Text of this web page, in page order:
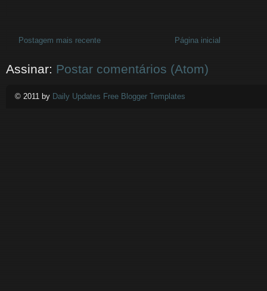
Postagem mais recente Página inicial
Assinar: Postar comentários (Atom)
© 2011 by Daily Updates Free Blogger Templates